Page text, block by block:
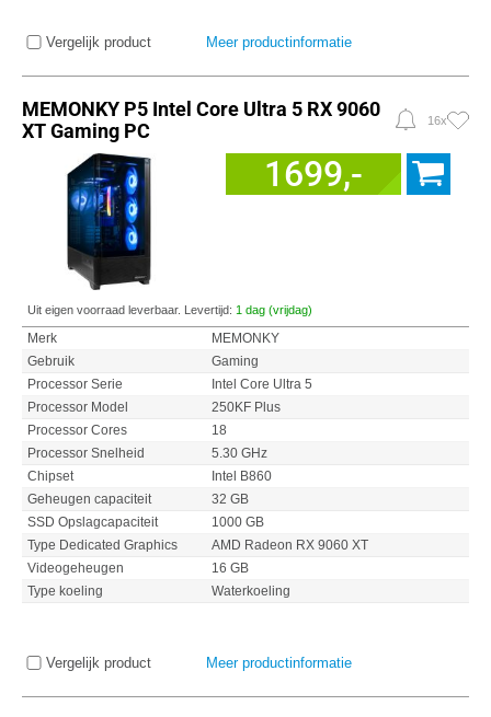
Vergelijk product Meer productinformatie
MEMONKY P5 Intel Core Ultra 5 RX 9060
XT Gaming PC
16x
1699,-
Uit eigen voorraad leverbaar. Levertijd: 1 dag (vrijdag)
Merk
MEMONKY
Gebruik
Gaming
Processor Serie
Intel Core Ultra 5
Processor Model
250KF Plus
Processor Cores
18
Processor Snelheid
5.30 GHz
Chipset
Intel B860
Geheugen capaciteit
32 GB
SSD Opslagcapaciteit
1000 GB
Type Dedicated Graphics
AMD Radeon RX 9060 XT
Videogeheugen
16 GB
Type koeling
Waterkoeling
Vergelijk product Meer productinformatie